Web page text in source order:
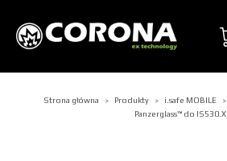
Strona główna > Produkty > i.safe MOBILE >
Panzerglass™ do IS530.X